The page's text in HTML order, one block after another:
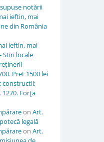
notării
ieftin, mai
din România
ieftin, mai
Stiri locale
Pret 1500 lei
constructii;
1270. Forţa
on Art.
legală
on Art.